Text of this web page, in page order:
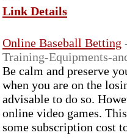
Link Details
Online Baseball Betting
Training-Equipments-
Be calm and preserve
when you are on the
advisable to do so.
online video games.
some subscription cost